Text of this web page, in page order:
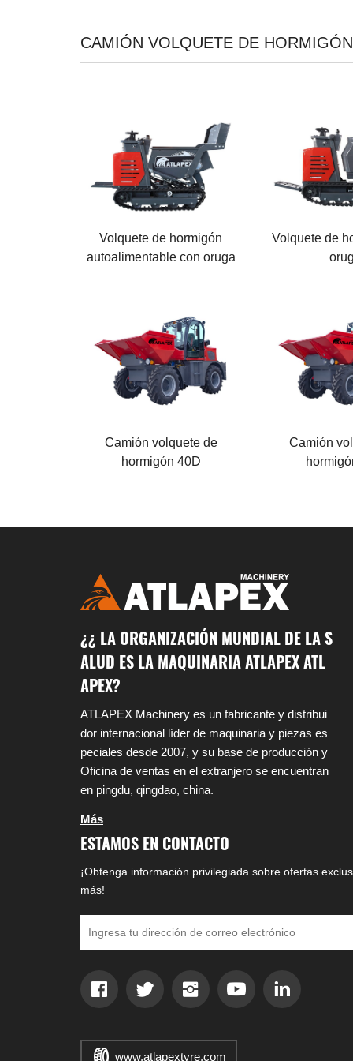
CAMIÓN VOLQUETE DE HORMIGÓN
Volquete de hormigón
autoalimentable con oruga
Potencia nominal
7,2 KW
Peso de la máquina
800 KG
Volquete de
Potencia
7.2 KW
840 KG
Camión volquete de
hormigón 40D
Capacidad del cubo
1.6 M³
Potencia del motor
36.8 KW
4000KG
Camión
Capacidad del
2.5 M³
Potencia del
76 KW
5000 KG
¿¿ LA ORGANIZACIÓN MUNDIAL DE LA S
ALUD ES LA MAQUINARIA ATLAPEX ATL
APEX?
ATLAPEX Machinery es un fabricante y distribui
dor internacional líder de maquinaria y piezas es
peciales desde 2007, y su base de producción y
Oficina de ventas en el extranjero se encuentran
en pingdu, qingdao, china.
Más
ESTAMOS EN CONTACTO
¡Obtenga información privilegiada sobre ofertas
más!
www.atlapextyre.com